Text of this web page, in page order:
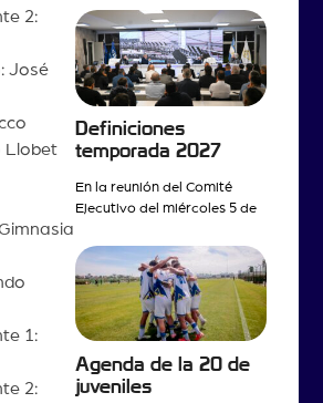
2:
José
Llobet
1:
2:
Definiciones
temporada 2027
En la reunión del Comité
Ejecutivo del miércoles 5 de
Agenda de la 20 de
juveniles